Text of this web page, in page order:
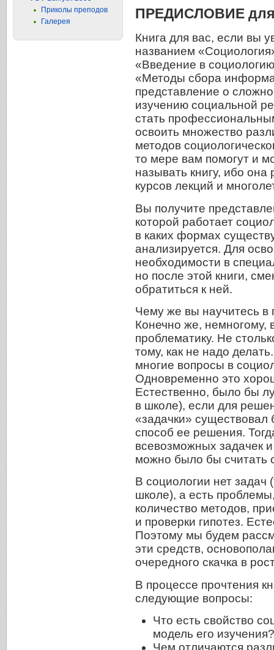
ПРЕДИСЛОВИЕ для
Книга для вас, если вы
названием
«Введение в
«Методы сбора
представление о
изучению социальной
стать
освоить множество
методов
то мере вам помогут и
называть книгу, ибо
курсов лекций и
Вы получите
которой работает
в каких формах
анализируется. Для
необходимости в
но после этой книги,
обратиться к ней.
Чему же вы научитесь в
Конечно же, немногому,
проблематику. Не
тому, как не надо
многие вопросы в
Одновременно это
Естественно, было бы
в школе), если для
«задачки»
способ ее решения.
всевозможных задачек
можно было бы считать
В социологии нет задач
школе), а есть
количество методов,
и проверки гипотез.
Поэтому мы будем
эти средств,
очередного скачка в
В процессе прочтения
следующие вопросы:
Что есть свойство
модель его изучения?
Чем отличаются
Приколы преподов
Галерея